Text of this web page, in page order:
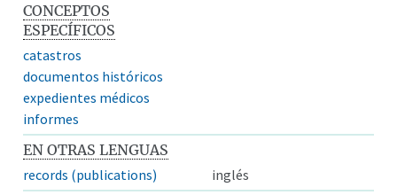
CONCEPTOS
ESPECÍFICOS
catastros
documentos históricos
expedientes médicos
informes
EN OTRAS LENGUAS
records (publications)
inglés